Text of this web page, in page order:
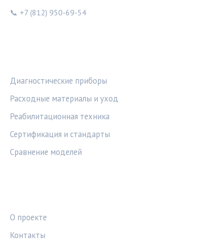
📞 +7 (812) 950-69-54
Диагностические приборы
Расходные материалы и уход
Реабилитационная техника
Сертификация и стандарты
Сравнение моделей
О проекте
Контакты